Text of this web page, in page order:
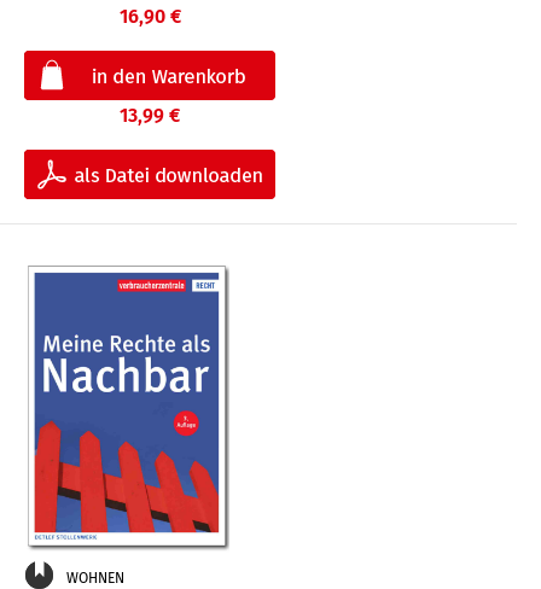
16,90 €
13,99 €
WOHNEN